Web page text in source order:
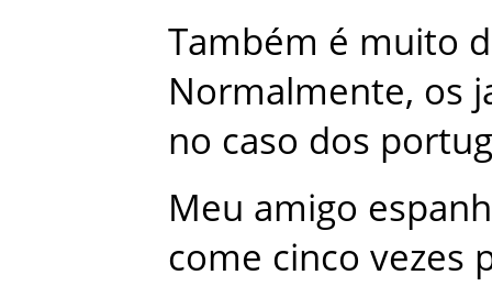
Também é muito
Normalmente, os
no caso dos
Meu amigo
come cinco vezes